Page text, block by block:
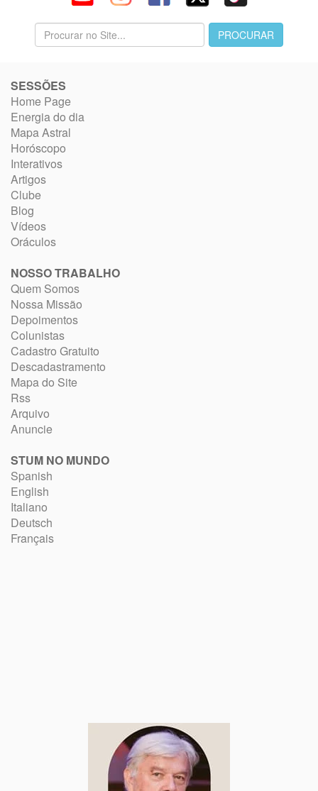
SESSÕES
Home Page
Energia do dia
Mapa Astral
Horóscopo
Interativos
Artigos
Clube
Blog
Vídeos
Oráculos
NOSSO TRABALHO
Quem Somos
Nossa Missão
Depoimentos
Colunistas
Cadastro Gratuito
Descadastramento
Mapa do Site
Rss
Arquivo
Anuncie
STUM NO MUNDO
Spanish
English
Italiano
Deutsch
Français